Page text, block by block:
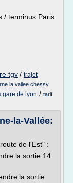
/ terminus Paris
tgv / trajet
la vallee chessy
gare de lyon / tarif
la-Vallée:
de l'Est" :
la sortie 14
la sortie